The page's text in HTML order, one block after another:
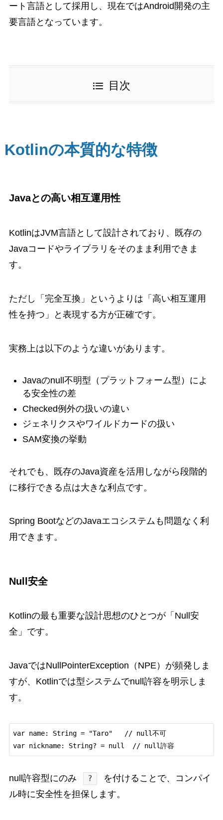
ート言語として採用し、現在ではAndroid開発の主
要言語となっています。
目次
Kotlinの本質的な特徴
Javaとの高い相互運用性
KotlinはJVM言語として設計されており、既存の
Javaコードやライブラリをそのまま利用できま
す。
ただし「完全互換」というよりは「高い相互運用
性を持つ」と表現する方が正確です。
実務上は以下のような違いがあります。
Javaのnull不明型（プラットフォーム型）によ
る安全性の差
Checked例外の扱いの違い
ジェネリクスやワイルドカードの扱い
SAM変換の挙動
それでも、既存のJava資産を活用しながら段階的
に移行できる点は大きな利点です。
Spring BootなどのJavaエコシステムも問題なく利
用できます。
Null安全
Kotlinの最も重要な設計思想のひとつが「Null安
全」です。
JavaではNullPointerException（NPE）が頻発しま
すが、Kotlinでは型システムでnull許容を明示しま
す。
var name: String = "Taro"   // null不可
var nickname: String? = null  // null許容
null許容型にのみ ?
を付けることで、コンパイ
ル時に安全性を担保します。